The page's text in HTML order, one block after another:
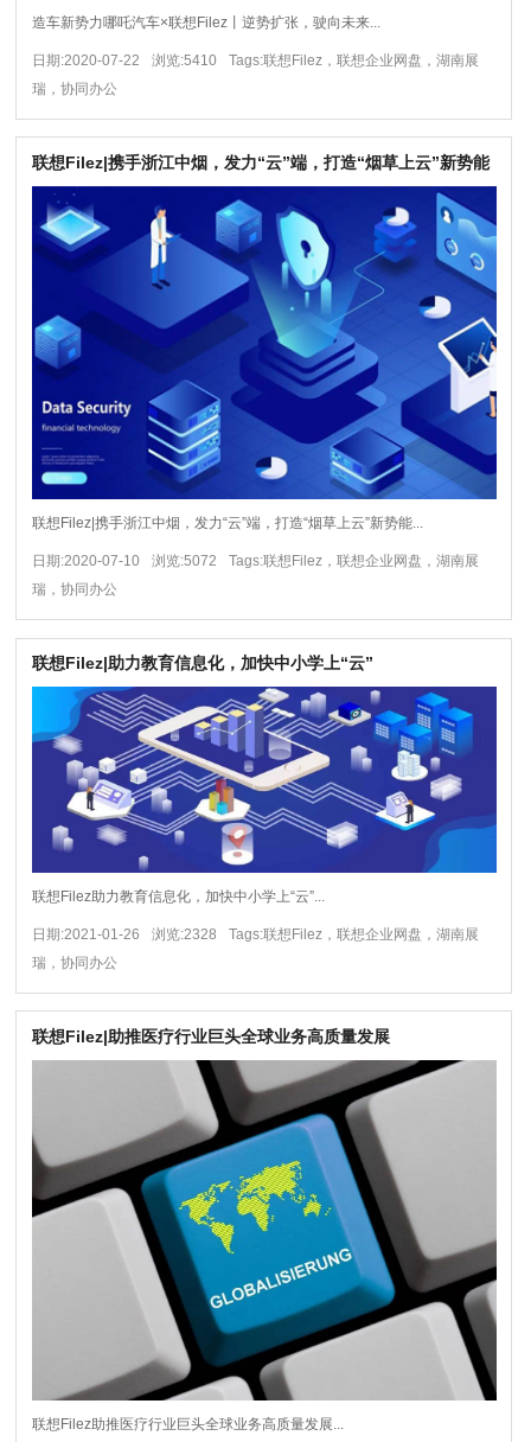
造车新势力哪吒汽车×联想Filez丨逆势扩张，驶向未来...
日期:2020-07-22 浏览:5410
Tags:联想Filez，联想企业网盘，湖南展
瑞，协同办公
联想Filez|携手浙江中烟，发力“云”端，打造“烟草上云”新势能
联想Filez|携手浙江中烟，发力“云”端，打造“烟草上云”新势能...
日期:2020-07-10 浏览:5072
Tags:联想Filez，联想企业网盘，湖南展
瑞，协同办公
联想Filez|助力教育信息化，加快中小学上“云”
联想Filez助力教育信息化，加快中小学上“云”...
日期:2021-01-26 浏览:2328
Tags:联想Filez，联想企业网盘，湖南展
瑞，协同办公
联想Filez|助推医疗行业巨头全球业务高质量发展
联想Filez助推医疗行业巨头全球业务高质量发展...